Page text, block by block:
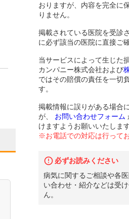
おりますが、内容を完全に
りません。
掲載されている医院を受診
に必ず該当の医院に直接ご
当サービスによって生じた
カンパニー株式会社および
ではその賠償の責任を一切
す。
掲載情報に誤りがある場合
が、
お問い合わせフォーム
けますようお願いいたします
※お電話での対応は行って
必ずお読みください
病気に関するご相談や各
い合わせ・紹介などは受
ん。